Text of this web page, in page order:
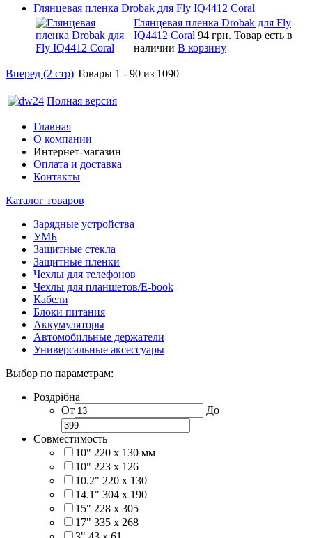
Глянцевая пленка Drobak для Fly IQ4412 Coral
Глянцевая пленка Drobak для Fly
IQ4412 Coral 94 грн. Товар есть в
наличии В корзину
Вперед (2 стр) Товары 1 - 90 из 1090
Полная версия
Главная
О компании
Интернет-магазин
Оплата и доставка
Контакты
Каталог товаров
Зарядные устройства
УМБ
Защитные стекла
Защитные пленки
Чехлы для телефонов
Чехлы для планшетов/E-book
Кабели
Блоки питания
Аккумуляторы
Автомобильные держатели
Универсальные аксессуары
Выбор по параметрам:
Роздрібна
От
До
Совместимость
10" 220 x 130 мм
10" 223 x 126
10.2" 220 x 130
14.1" 304 х 190
15" 228 x 305
17" 335 х 268